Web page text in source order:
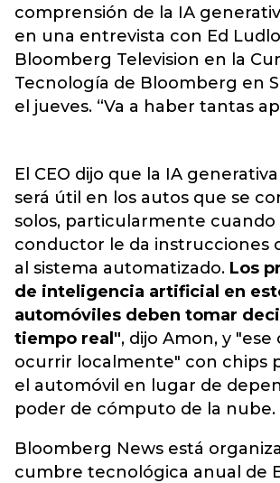
comprensión de la IA
en una entrevista con Ed
Bloomberg Television en la
Tecnología de Bloomberg en
el jueves. “Va a haber tantas
El CEO dijo que la IA
será útil en los autos que se
solos, particularmente cuando
conductor le da instrucciones
al sistema automatizado. Los
de inteligencia artificial en
automóviles deben tomar
tiempo real", dijo Amon, y
ocurrir localmente" con chips
el automóvil en lugar de
poder de cómputo de la nube.
Bloomberg News está
cumbre tecnológica anual de